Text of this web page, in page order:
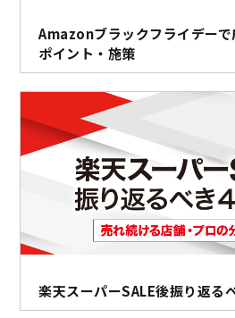
Amazonブラックフライデー
ポイント・施策
楽天スーパーSALE後振り返る